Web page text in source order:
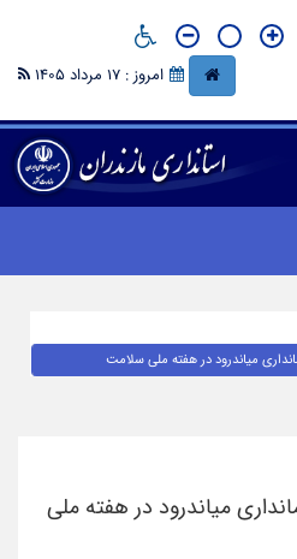
امروز : 17 مرداد 1405
میاندرود در هفته ملی سلامت
میاندرود در هفته ملی